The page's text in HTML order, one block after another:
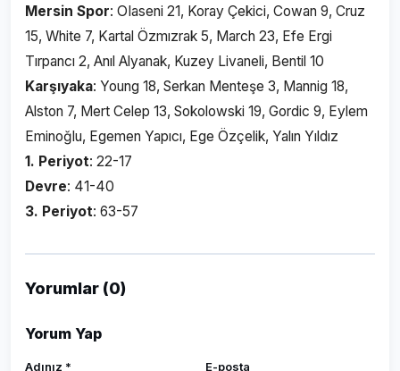
Mersin Spor: OIaseni 21, Koray Çekici, Cowan 9, Cruz
15, White 7, Kartal Özmızrak 5, March 23, Efe Ergi
Tırpancı 2, Anıl Alyanak, Kuzey Livaneli, Bentil 10
Karşıyaka: Young 18, Serkan Menteşe 3, Mannig 18,
Alston 7, Mert Celep 13, Sokolowski 19, Gordic 9, Eylem
Eminoğlu, Egemen Yapıcı, Ege Özçelik, Yalın Yıldız
1. Periyot: 22-17
Devre: 41-40
3. Periyot: 63-57
Yorumlar (0)
Yorum Yap
Adınız * E-posta